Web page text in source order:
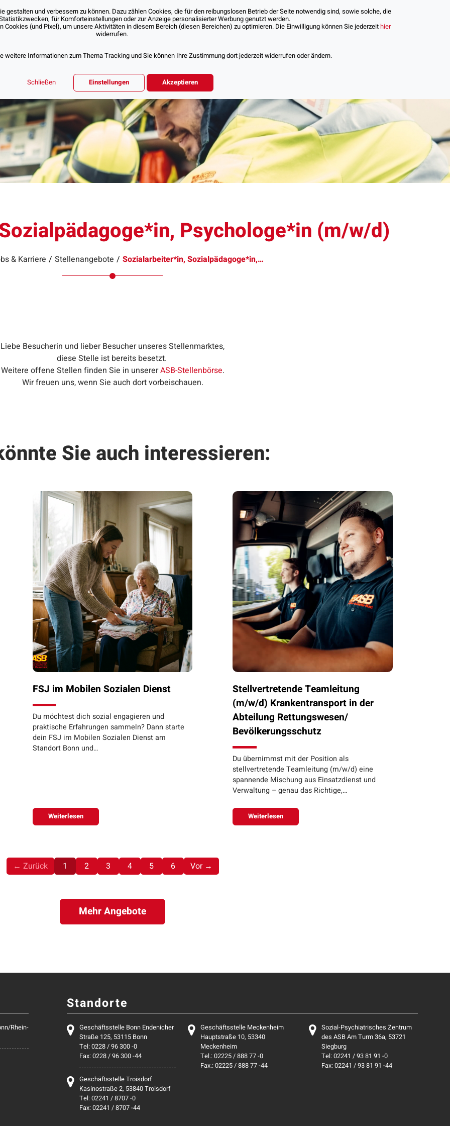
Über Uns Unsere Angebote Jobs & Karriere
Psychologe*in (m/w/d)
& Karriere / Stellenangebote / Sozialarbeiter*in, Sozialpädagoge*in,…
Liebe Besucherin und lieber Besucher unseres Stellenmarktes,
diese Stelle ist bereits besetzt.
Weitere offene Stellen finden Sie in unsererASB-Stellenbörse.
Wir freuen uns, wenn Sie auch dort vorbeischauen.
Sie auch interessieren:
FSJ im Mobilen Sozialen Dienst
Du möchtest dich sozial engagieren und
praktische Erfahrungen sammeln? Dann starte
dein FSJ im Mobilen Sozialen Dienst am
Standort Bonn und…
Weiterlesen
Stellvertretende Teamleitung
(m/w/d) Krankentransport in der
Abteilung Rettungswesen/
Bevölkerungsschutz
Du übernimmst mit der Position als
stellvertretende Teamleitung (m/w/d) eine
spannende Mischung aus Einsatzdienst und
Verwaltung – genau das Richtige,…
Weiterlesen
← Zurück 1 (aktuell)
2 3 4 5 6 Vor →
Mehr Angebote
Rhein-
Standorte
Geschäftsstelle Bonn Endenicher
Straße 125, 53115 Bonn
Tel: 0228 / 96 300 -0
Fax: 0228 / 96 300 -44
Geschäftsstelle Troisdorf
Kasinostraße 2, 53840 Troisdorf
Tel: 02241 / 8707 -0
Fax: 02241 / 8707 -44
Geschäftsstelle Meckenheim
Hauptstraße 10, 53340
Meckenheim
Tel.: 02225 / 888 77 -0
Fax.: 02225 / 888 77 -44
Sozial-Psychiatrisches Zentrum
des ASB Am Turm 36a, 53721
Siegburg
Tel: 02241 / 93 81 91 -0
Fax: 02241 / 93 81 91 -44
gestalten und verbessern zu können. Dazu zählen Cookies, die für den reibungslosen Betrieb der Seite notwendig sind, sowie solche, die
für Komforteinstellungen oder zur Anzeige personalisierter Werbung genutzt werden.
(und Pixel), um unsere Aktivitäten in diesem Bereich (diesen Bereichen) zu optimieren. Die Einwilligung können Sie jederzeithier
widerrufen.
weitere Informationen zum Thema Tracking und Sie können Ihre Zustimmung dort jederzeit widerrufen oder ändern.
Schließen Einstellungen Akzeptieren